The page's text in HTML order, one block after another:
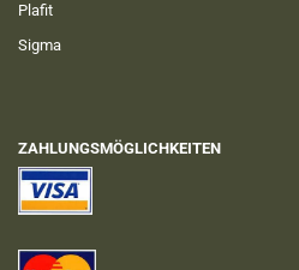
Plafit
Sigma
ZAHLUNGSMÖGLICHKEITEN